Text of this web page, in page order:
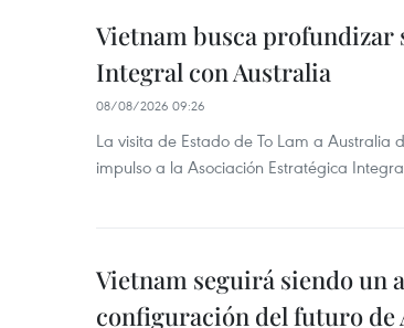
Vietnam busca profundizar
Integral con Australia
08/08/2026 09:26
La visita de Estado de To Lam a Australia
impulso a la Asociación Estratégica
Vietnam seguirá siendo un
configuración del futuro